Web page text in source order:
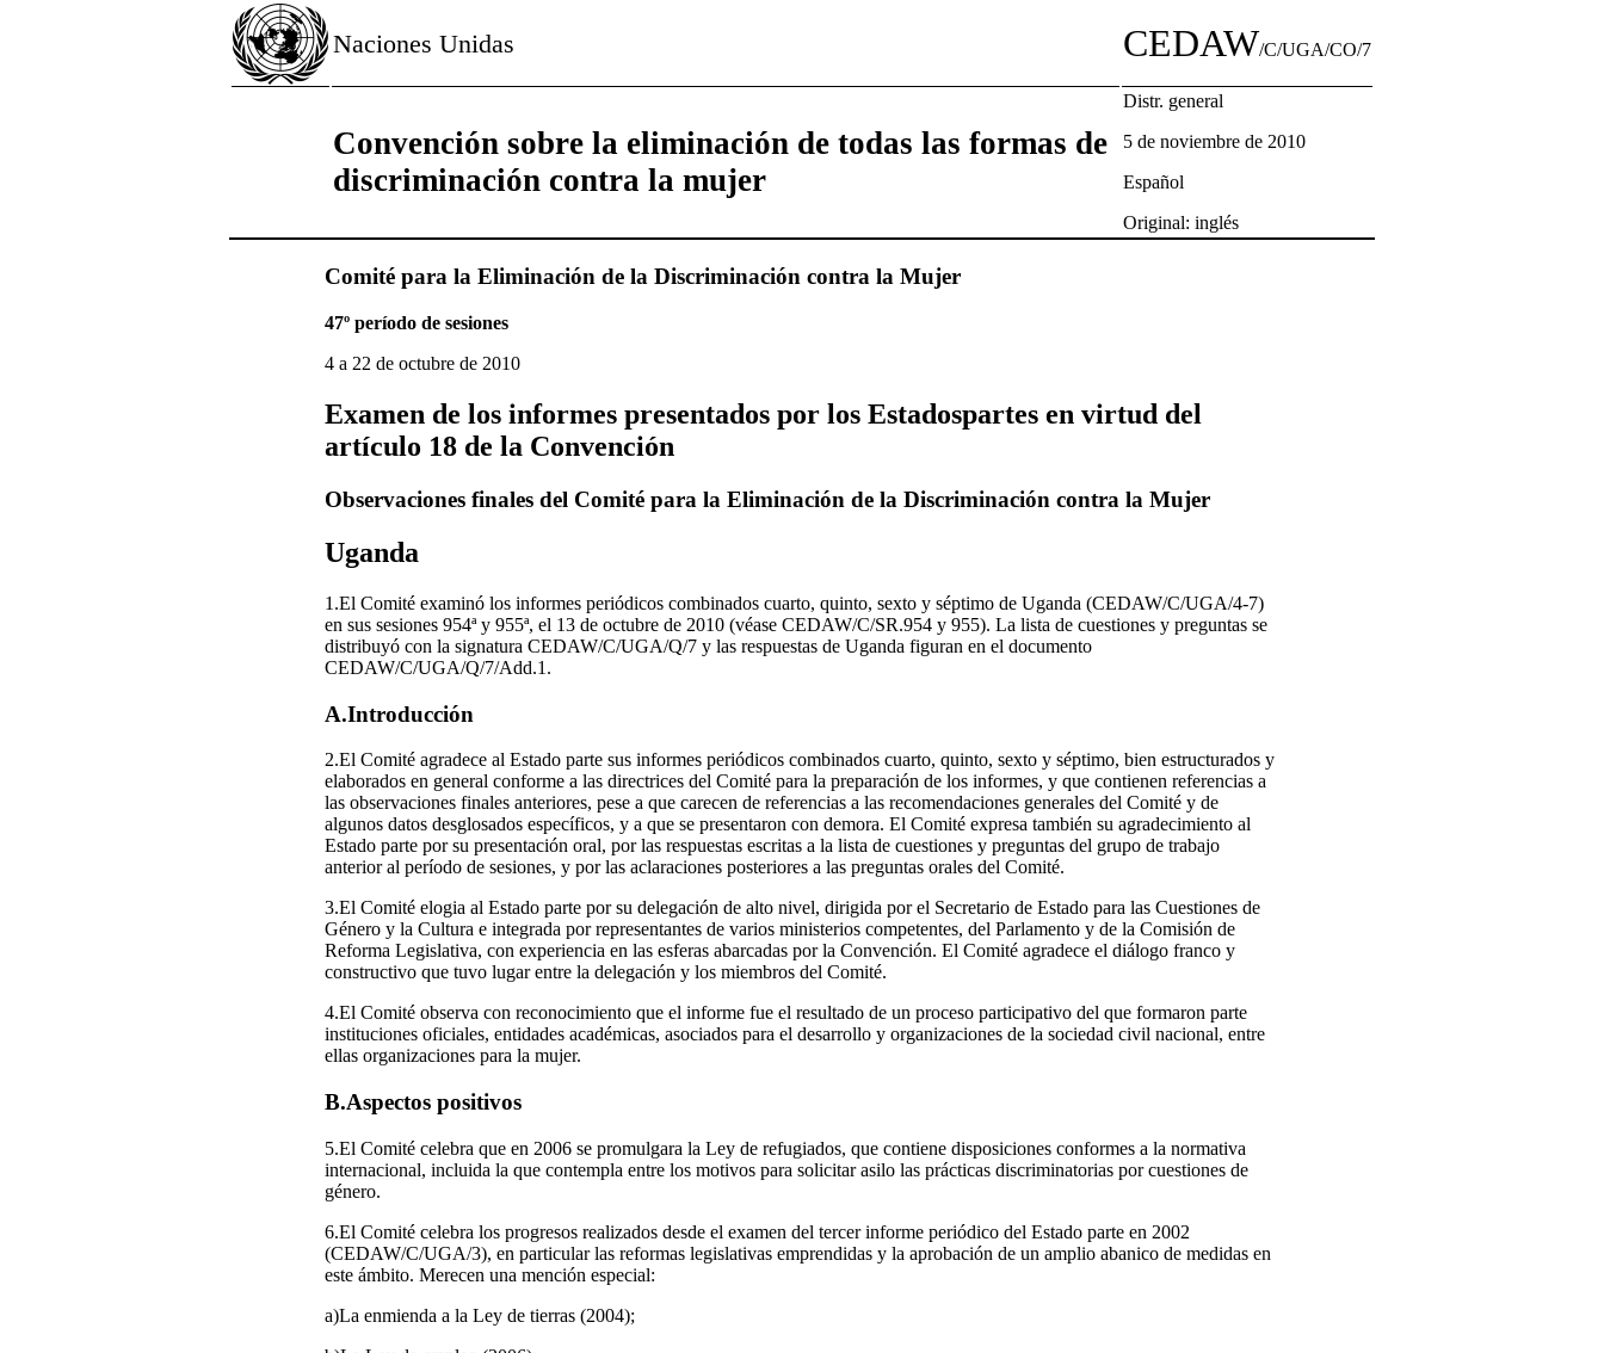
Naciones Unidas CEDAW/C/UGA/CO/7
Convención sobre la eliminación de todas las formas de
discriminación contra la mujer
Distr. general
5 de noviembre de 2010
Español
Original: inglés
Comité para la Eliminación de la Discriminación contra la Mujer
47º período de sesiones
4 a 22 de octubre de 2010
Examen de los informes presentados por los Estadospartes en virtud del
artículo 18 de la Convención
Observaciones finales del Comité para la Eliminación de la Discriminación contra la Mujer
Uganda
1.El Comité examinó los informes periódicos combinados cuarto, quinto, sexto y séptimo de Uganda (CEDAW/C/UGA/4-7)
en sus sesiones 954ª y 955ª, el 13 de octubre de 2010 (véase CEDAW/C/SR.954 y 955). La lista de cuestiones y preguntas se
distribuyó con la signatura CEDAW/C/UGA/Q/7 y las respuestas de Uganda figuran en el documento
CEDAW/C/UGA/Q/7/Add.1.
A.Introducción
2.El Comité agradece al Estado parte sus informes periódicos combinados cuarto, quinto, sexto y séptimo, bien estructurados y
elaborados en general conforme a las directrices del Comité para la preparación de los informes, y que contienen referencias a
las observaciones finales anteriores, pese a que carecen de referencias a las recomendaciones generales del Comité y de
algunos datos desglosados específicos, y a que se presentaron con demora. El Comité expresa también su agradecimiento al
Estado parte por su presentación oral, por las respuestas escritas a la lista de cuestiones y preguntas del grupo de trabajo
anterior al período de sesiones, y por las aclaraciones posteriores a las preguntas orales del Comité.
3.El Comité elogia al Estado parte por su delegación de alto nivel, dirigida por el Secretario de Estado para las Cuestiones de
Género y la Cultura e integrada por representantes de varios ministerios competentes, del Parlamento y de la Comisión de
Reforma Legislativa, con experiencia en las esferas abarcadas por la Convención. El Comité agradece el diálogo franco y
constructivo que tuvo lugar entre la delegación y los miembros del Comité.
4.El Comité observa con reconocimiento que el informe fue el resultado de un proceso participativo del que formaron parte
instituciones oficiales, entidades académicas, asociados para el desarrollo y organizaciones de la sociedad civil nacional, entre
ellas organizaciones para la mujer.
B.Aspectos positivos
5.El Comité celebra que en 2006 se promulgara la Ley de refugiados, que contiene disposiciones conformes a la normativa
internacional, incluida la que contempla entre los motivos para solicitar asilo las prácticas discriminatorias por cuestiones de
género.
6.El Comité celebra los progresos realizados desde el examen del tercer informe periódico del Estado parte en 2002
(CEDAW/C/UGA/3), en particular las reformas legislativas emprendidas y la aprobación de un amplio abanico de medidas en
este ámbito. Merecen una mención especial:
a)La enmienda a la Ley de tierras (2004);